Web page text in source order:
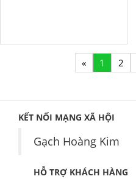
« 1 2
KẾT NỐI MẠNG XÃ HỘI
Gạch Hoàng Kim
HỖ TRỢ KHÁCH HÀNG